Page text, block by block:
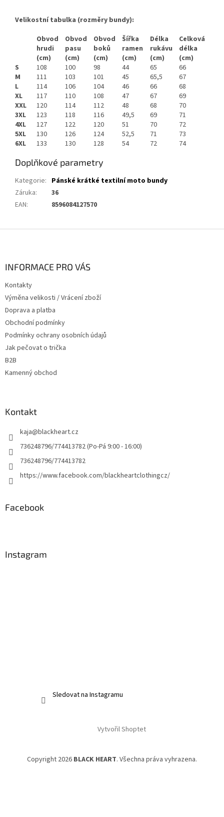
Velikostní tabulka (rozměry bundy):
Obvod
hrudi
(cm)
Obvod
pasu
(cm)
Obvod
boků
(cm)
Šířka
ramen
(cm)
Délka
rukávu
(cm)
Celková
délka
(cm)
S
108 100 98 44 65
66
M
111 103 101 45 65,5
67
L
114 106 104 46 66
68
XL
117 110 108 47 67
69
XXL
120 114 112 48 68
70
3XL
123 118 116 49,5 69
71
4XL
127 122 120 51 70
72
5XL
130 126 124 52,5 71
73
6XL
133 130 128 54 72 74
Doplňkové parametry
Kategorie: Pánské krátké textilní moto bundy
Záruka:
36
EAN: 8596084127570
INFORMACE PRO VÁS
Kontakty
Výměna velikosti / Vrácení zboží
Doprava a platba
Obchodní podmínky
Podmínky ochrany osobních údajů
Jak pečovat o trička
B2B
Kamenný obchod
Kontakt
kaja@blackheart.cz
736248796/774413782 (Po-Pá 9:00 - 16:00)
736248796/774413782
https://www.facebook.com/blackheartclothingcz/
Facebook
Instagram
Sledovat na Instagramu
Vytvořil Shoptet
Copyright 2026 BLACK HEART. Všechna práva vyhrazena.